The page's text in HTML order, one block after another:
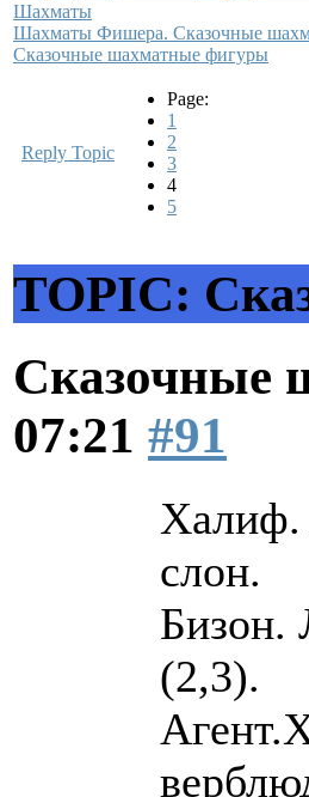
Шахматы
Шахматы Фишера. Сказочные
Сказочные шахматные фигуры
Reply Topic
Page:
1
2
3
4
5
TOPIC:
Сказочные
07:21 #91
Халиф.
слон.
Бизон.
(2,3).